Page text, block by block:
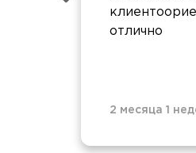
отлично
2 месяца 1